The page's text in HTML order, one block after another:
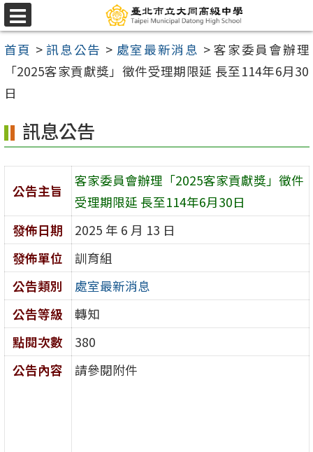
跳
至
主
內
區
選
單
首頁 >訊息公告 > 處室最新消息 >客家委員會辦理
「2025客家貢獻獎」徵件受理期限延 長至114年6月30
日
訊息公告
公告主旨
客家委員會辦理「2025客家貢獻獎」徵件
受理期限延 長至114年6月30日
發佈日期
2025 年 6 月 13 日
發佈單位
訓育組
公告類別
處室最新消息
公告等級
轉知
點閱次數
380
公告內容
請參閱附件